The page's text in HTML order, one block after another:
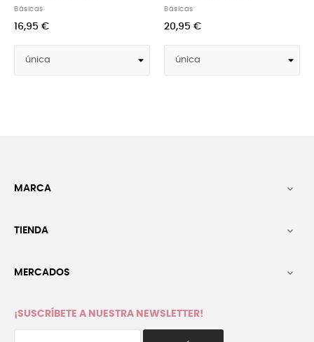
MARCA 
TIENDA 
MERCADOS 
¡SUSCRÍBETE A NUESTRA NEWSLETTER!